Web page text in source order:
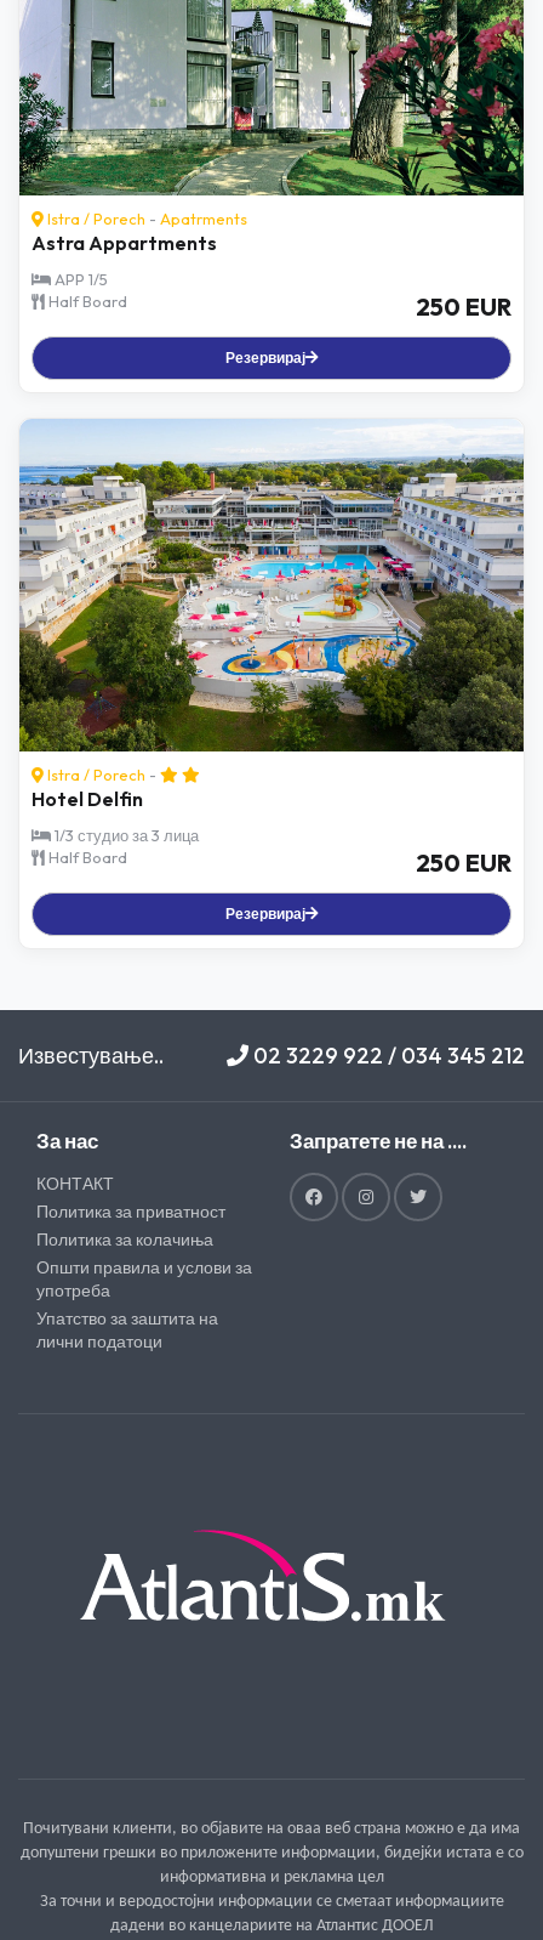
Istra /Porech - Apatrments
Astra Appartments
APP 1/5
Half Board
250 EUR
Резервирај
Istra /Porech -
Hotel Delfin
1/3 студио за 3 лица
Half Board
250 EUR
Резервирај
Известување.. 02 3229 922 / 034 345 212
За нас
КОНТАКТ
Политика за приватност
Политика за колачиња
Општи правила и услови за
употреба
Упатство за заштита на
лични податоци
Запратете не на ....
Почитувани клиенти, во објавите на оваа веб страна можно е да има
допуштени грешки во приложените информации, бидејќи истата е со
информативна и рекламна цел
За точни и веродостојни информации се сметаат информациите
дадени во канцелариите на Атлантис ДООЕЛ